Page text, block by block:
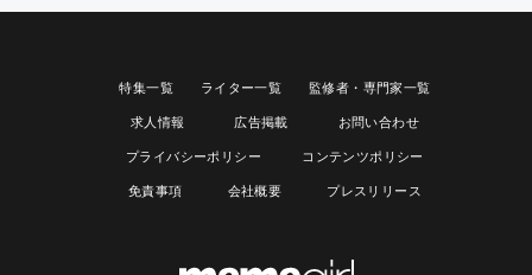
特集一覧 ライター一覧 監修者・専門家一覧
求人情報 広告掲載 お問い合わせ
プライバシーポリシー コンテンツポリシー
免責事項 会社概要 プレスリリース